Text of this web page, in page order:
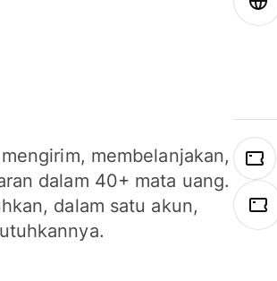
membelanjakan,
dalam 40+ mata uang.
dalam satu akun,